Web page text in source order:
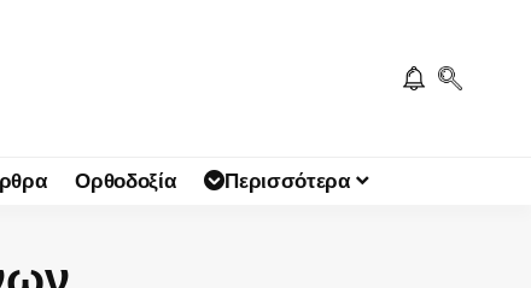
Ορθοδοξία Περισσότερα